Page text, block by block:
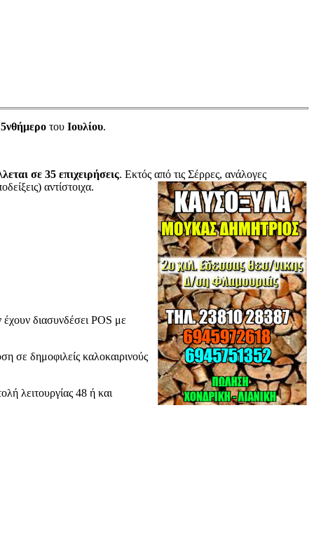
του Ιουλίου.
σε 35 επιχειρήσεις. Εκτός από τις Σέρρες, ανάλογες
αντίστοιχα.
έχουν διασυνδέσει POS με
σε δημοφιλείς καλοκαιρινούς
λειτουργίας 48 ή και